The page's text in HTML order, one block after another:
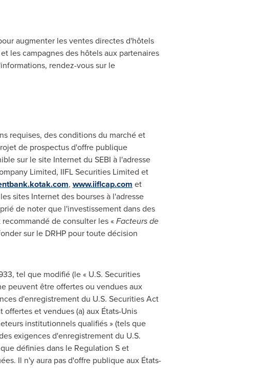
augmenter les ventes directes d'hôtels
les campagnes des hôtels aux partenaires
rendez-vous sur le
requises, des conditions du marché et
de prospectus d'offre publique
sur le site Internet du SEBI à l'adresse
Limited, IIFL Securities Limited et
, www.iiflcap.com et
sites Internet des bourses à l'adresse
de noter que l'investissement dans des
de consulter les «Facteurs de
sur le DRHP pour toute décision
tel que modifié (le « U.S. Securities
peuvent être offertes ou vendues aux
d'enregistrement du U.S. Securities Act
et vendues (a) aux États-Unis
institutionnels qualifiés » (tels que
exigences d'enregistrement du U.S.
définies dans le Regulation S et
Il n'y aura pas d'offre publique aux États-